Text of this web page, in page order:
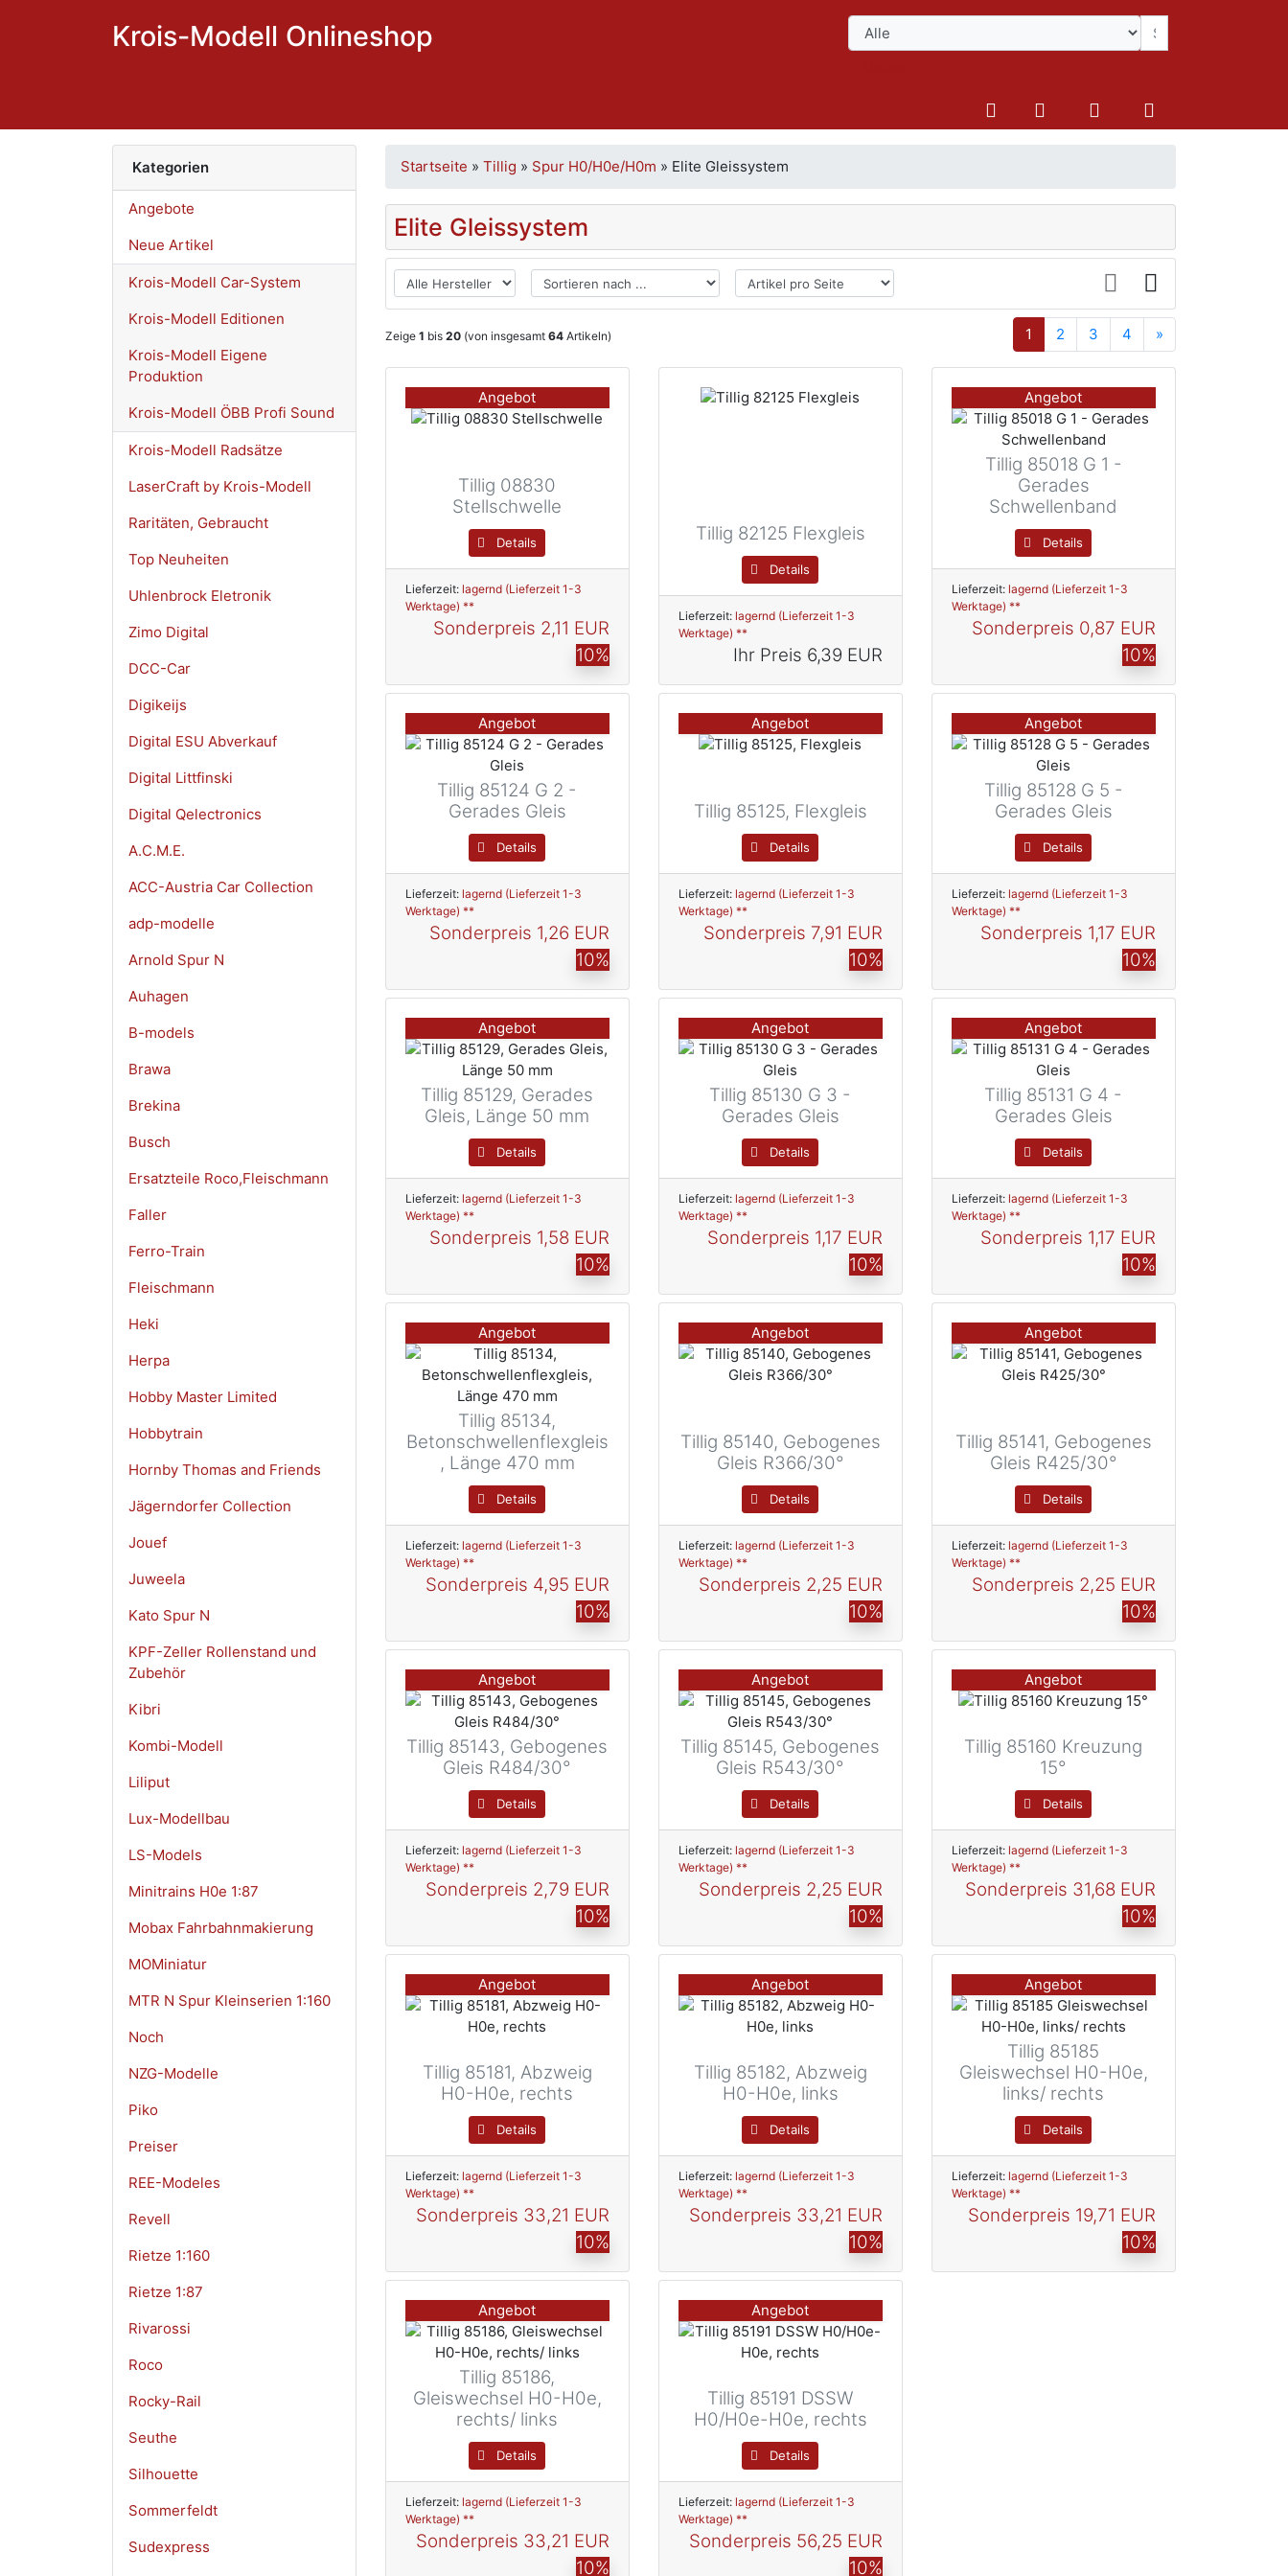
Krois-Modell Onlineshop
Kategorien
Angebote
Neue Artikel
Krois-Modell Car-System
Krois-Modell Editionen
Krois-Modell Eigene
Produktion
Krois-Modell ÖBB Profi Sound
Krois-Modell Radsätze
LaserCraft by Krois-Modell
Raritäten, Gebraucht
Top Neuheiten
Uhlenbrock Eletronik
Zimo Digital
DCC-Car
Digikeijs
Digital ESU Abverkauf
Digital Littfinski
Digital Qelectronics
A.C.M.E.
ACC-Austria Car Collection
adp-modelle
Arnold Spur N
Auhagen
B-models
Brawa
Brekina
Busch
Ersatzteile Roco,Fleischmann
Faller
Ferro-Train
Fleischmann
Heki
Herpa
Hobby Master Limited
Hobbytrain
Hornby Thomas and Friends
Jägerndorfer Collection
Jouef
Juweela
Kato Spur N
KPF-Zeller Rollenstand und
Zubehör
Kibri
Kombi-Modell
Liliput
Lux-Modellbau
LS-Models
Minitrains H0e 1:87
Mobax Fahrbahnmakierung
MOMiniatur
MTR N Spur Kleinserien 1:160
Noch
NZG-Modelle
Piko
Preiser
REE-Modeles
Revell
Rietze 1:160
Rietze 1:87
Rivarossi
Roco
Rocky-Rail
Seuthe
Silhouette
Sommerfeldt
Sudexpress
Startseite » Tillig » Spur H0/H0e/H0m » Elite Gleissystem
Elite Gleissystem
Zeige 1 bis 20 (von insgesamt 64 Artikeln) 1 2 3 4 »
Angebot
Tillig 08830
Stellschwelle
Details
Lieferzeit: lagernd (Lieferzeit 1-3
Werktage) **
Sonderpreis 2,11 EUR
10%
Tillig 82125 Flexgleis
Details
Lieferzeit: lagernd (Lieferzeit 1-3
Werktage) **
Ihr Preis 6,39 EUR
Angebot
Tillig 85018 G 1 -
Gerades
Schwellenband
Details
Lieferzeit: lagernd (Lieferzeit 1-3
Werktage) **
Sonderpreis 0,87 EUR
10%
Angebot
Tillig 85124 G 2 -
Gerades Gleis
Details
Lieferzeit: lagernd (Lieferzeit 1-3
Werktage) **
Sonderpreis 1,26 EUR
10%
Angebot
Tillig 85125, Flexgleis
Details
Lieferzeit: lagernd (Lieferzeit 1-3
Werktage) **
Sonderpreis 7,91 EUR
10%
Angebot
Tillig 85128 G 5 -
Gerades Gleis
Details
Lieferzeit: lagernd (Lieferzeit 1-3
Werktage) **
Sonderpreis 1,17 EUR
10%
Angebot
Tillig 85129, Gerades
Gleis, Länge 50 mm
Details
Lieferzeit: lagernd (Lieferzeit 1-3
Werktage) **
Sonderpreis 1,58 EUR
10%
Angebot
Tillig 85130 G 3 -
Gerades Gleis
Details
Lieferzeit: lagernd (Lieferzeit 1-3
Werktage) **
Sonderpreis 1,17 EUR
10%
Angebot
Tillig 85131 G 4 -
Gerades Gleis
Details
Lieferzeit: lagernd (Lieferzeit 1-3
Werktage) **
Sonderpreis 1,17 EUR
10%
Angebot
Tillig 85134,
Betonschwellenflexgleis
, Länge 470 mm
Details
Lieferzeit: lagernd (Lieferzeit 1-3
Werktage) **
Sonderpreis 4,95 EUR
10%
Angebot
Tillig 85140, Gebogenes
Gleis R366/30°
Details
Lieferzeit: lagernd (Lieferzeit 1-3
Werktage) **
Sonderpreis 2,25 EUR
10%
Angebot
Tillig 85141, Gebogenes
Gleis R425/30°
Details
Lieferzeit: lagernd (Lieferzeit 1-3
Werktage) **
Sonderpreis 2,25 EUR
10%
Angebot
Tillig 85143, Gebogenes
Gleis R484/30°
Details
Lieferzeit: lagernd (Lieferzeit 1-3
Werktage) **
Sonderpreis 2,79 EUR
10%
Angebot
Tillig 85145, Gebogenes
Gleis R543/30°
Details
Lieferzeit: lagernd (Lieferzeit 1-3
Werktage) **
Sonderpreis 2,25 EUR
10%
Angebot
Tillig 85160 Kreuzung
15°
Details
Lieferzeit: lagernd (Lieferzeit 1-3
Werktage) **
Sonderpreis 31,68 EUR
10%
Angebot
Tillig 85181, Abzweig
H0-H0e, rechts
Details
Lieferzeit: lagernd (Lieferzeit 1-3
Werktage) **
Sonderpreis 33,21 EUR
10%
Angebot
Tillig 85182, Abzweig
H0-H0e, links
Details
Lieferzeit: lagernd (Lieferzeit 1-3
Werktage) **
Sonderpreis 33,21 EUR
10%
Angebot
Tillig 85185
Gleiswechsel H0-H0e,
links/ rechts
Details
Lieferzeit: lagernd (Lieferzeit 1-3
Werktage) **
Sonderpreis 19,71 EUR
10%
Angebot
Tillig 85186,
Gleiswechsel H0-H0e,
rechts/ links
Details
Lieferzeit: lagernd (Lieferzeit 1-3
Werktage) **
Sonderpreis 33,21 EUR
10%
Angebot
Tillig 85191 DSSW
H0/H0e-H0e, rechts
Details
Lieferzeit: lagernd (Lieferzeit 1-3
Werktage) **
Sonderpreis 56,25 EUR
10%